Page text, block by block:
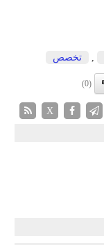
تخصص
(0)
X